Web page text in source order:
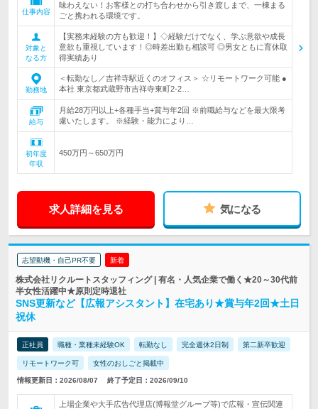
仕事内容
味わえない！お客様との打ち合わせから引き渡しまで、一棟まる
ごと携われる環境です。
対象と
なる方
【実務未経験の方も歓迎！】◇経験だけでなく、学ぶ意欲や成長
意欲も重視しています！◎時差出勤も相談可 ◎男女ともに育休取
得実績あり
勤務地
＜転勤なし／吉祥寺駅近くのオフィス＞ ☆リモートワーク可能 ●
本社 東京都武蔵野市吉祥寺東町2-2…
給与
月給28万円以上+各種手当+賞与年2回 ※前職給与などを最大限考
慮いたします。 ※経験・能力により…
初年度
年収
450万円～650万円
求人詳細を見る 気になる
志望動機・自己PR不要 新着
株式会社リクルートスタッフィング | 有名・人気企業で働く★20～30代前
半女性活躍中★原則定時退社
SNS更新など【広報アシスタント】在宅あり★賞与年2回★土日
祝休
正社員 職種・業種未経験OK 転勤なし 完全週休2日制 第二新卒歓迎
リモートワーク可 女性のおしごと掲載中
情報更新日：2026/08/07 終了予定日：2026/09/10
上場企業や大手広告代理店(博報堂グループ等)で広報・宣伝関連